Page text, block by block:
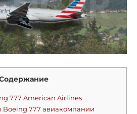
777 American Airlines
Boeing 777 авиакомпании